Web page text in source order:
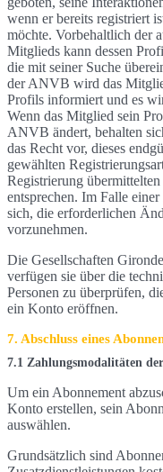
wenn er bereits registriert
möchte. Vorbehaltlich der
Mitglieds kann dessen
die mit seiner Suche
der ANVB wird das
Profils informiert und es
Wenn das Mitglied sein
ANVB ändert, behalten
das Recht vor, dieses
gewählten
Registrierung
entsprechen. Im Falle
sich, die erforderlichen
vorzunehmen.
Die Gesellschaften
verfügen sie über die
Personen zu überprüfen,
ein Konto eröffnen.
7. Abschluss eines
7.1 Zahlungsmodalitäten
Um ein Abonnement
Konto erstellen, sein
auswählen.
Grundsätzlich sind